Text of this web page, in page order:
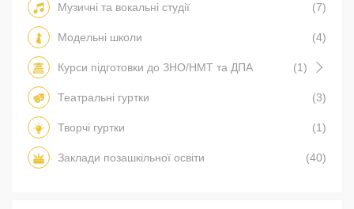
Музичні та вокальні студії (7)
Модельні школи (4)
Курси підготовки до ЗНО/НМТ та ДПА (1)
Театральні гуртки (3)
Творчі гуртки (1)
Заклади позашкільної освіти (40)